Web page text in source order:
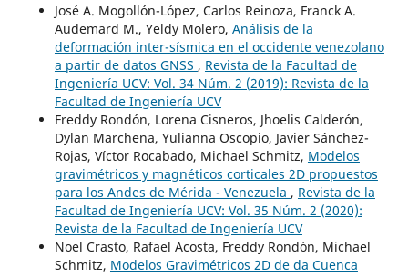
José A. Mogollón-López, Carlos Reinoza, Franck A.
Audemard M., Yeldy Molero, Análisis de la
deformación inter-sísmica en el occidente venezolano
a partir de datos GNSS , Revista de la Facultad de
Ingeniería UCV: Vol. 34 Núm. 2 (2019): Revista de la
Facultad de Ingeniería UCV
Freddy Rondón, Lorena Cisneros, Jhoelis Calderón,
Dylan Marchena, Yulianna Oscopio, Javier Sánchez-
Rojas, Víctor Rocabado, Michael Schmitz, Modelos
gravimétricos y magnéticos corticales 2D propuestos
para los Andes de Mérida - Venezuela , Revista de la
Facultad de Ingeniería UCV: Vol. 35 Núm. 2 (2020):
Revista de la Facultad de Ingeniería UCV
Noel Crasto, Rafael Acosta, Freddy Rondón, Michael
Schmitz, Modelos Gravimétricos 2D de da Cuenca